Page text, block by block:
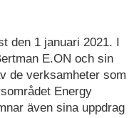
den 1 januari 2021. I
E.ON och sin
de verksamheter som
Energy
även sina uppdrag